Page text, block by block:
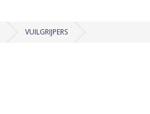
VUILGRIJPERS